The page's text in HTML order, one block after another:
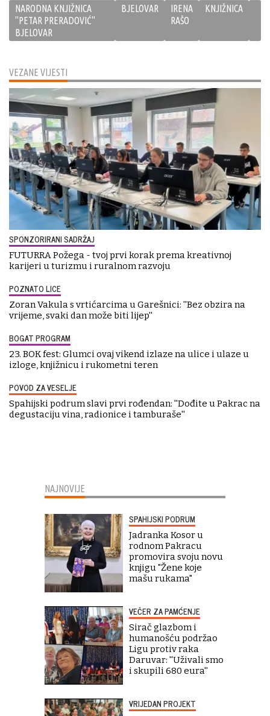
VEZANE VIJESTI
SPONZORIRANI SADRŽAJ
FUTURRA Požega - tvoj prvi korak prema kreativnoj
karijeri u turizmu i ruralnom razvoju
POZNATO LICE
Zoran Vakula s vrtićarcima u Garešnici: ''Bez obzira na
vrijeme, svaki dan može biti lijep''
BOGAT PROGRAM
23. BOK fest: Glumci ovaj vikend izlaze na ulice i ulaze u
izloge, knjižnicu i rukometni teren
POVOD ZA VESELJE
Spahijski podrum slavi prvi rođendan: ''Dođite u Pakrac na
degustaciju vina, radionice i tamburaše''
NARODNA KNJIŽNICA
''PETAR PRERADOVIĆ''
BJELOVAR
BJELOVAR
IRENA
RAŠO
KNJIŽNICA
NAJNOVIJE
SPAHIJSKI PODRUM
Jadranka Kosor u
rodnom Pakracu
promovira svoju novu
knjigu "Žene koje
mašu rukama"
VEČER ZA PAMĆENJE
Sirač glazbom i
humanošću podržao
Ligu protiv raka
Daruvar: ''Uživali smo
i skupili 680 eura''
VRIJEDAN PROJEKT